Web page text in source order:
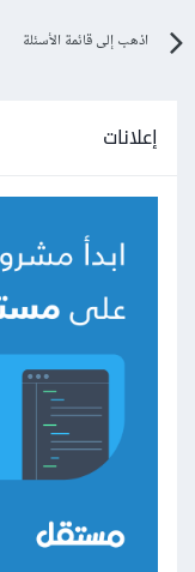
اذهب إلى قائمة الأسئلة
إعلانات